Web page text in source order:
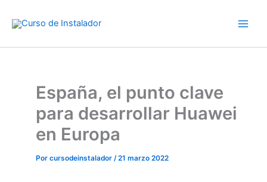
España, el punto clave
para desarrollar Huawei
en Europa
Por cursodeinstalador /21 marzo 2022